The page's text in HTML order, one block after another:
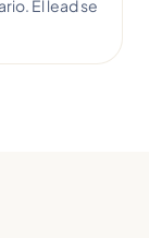
El lead se